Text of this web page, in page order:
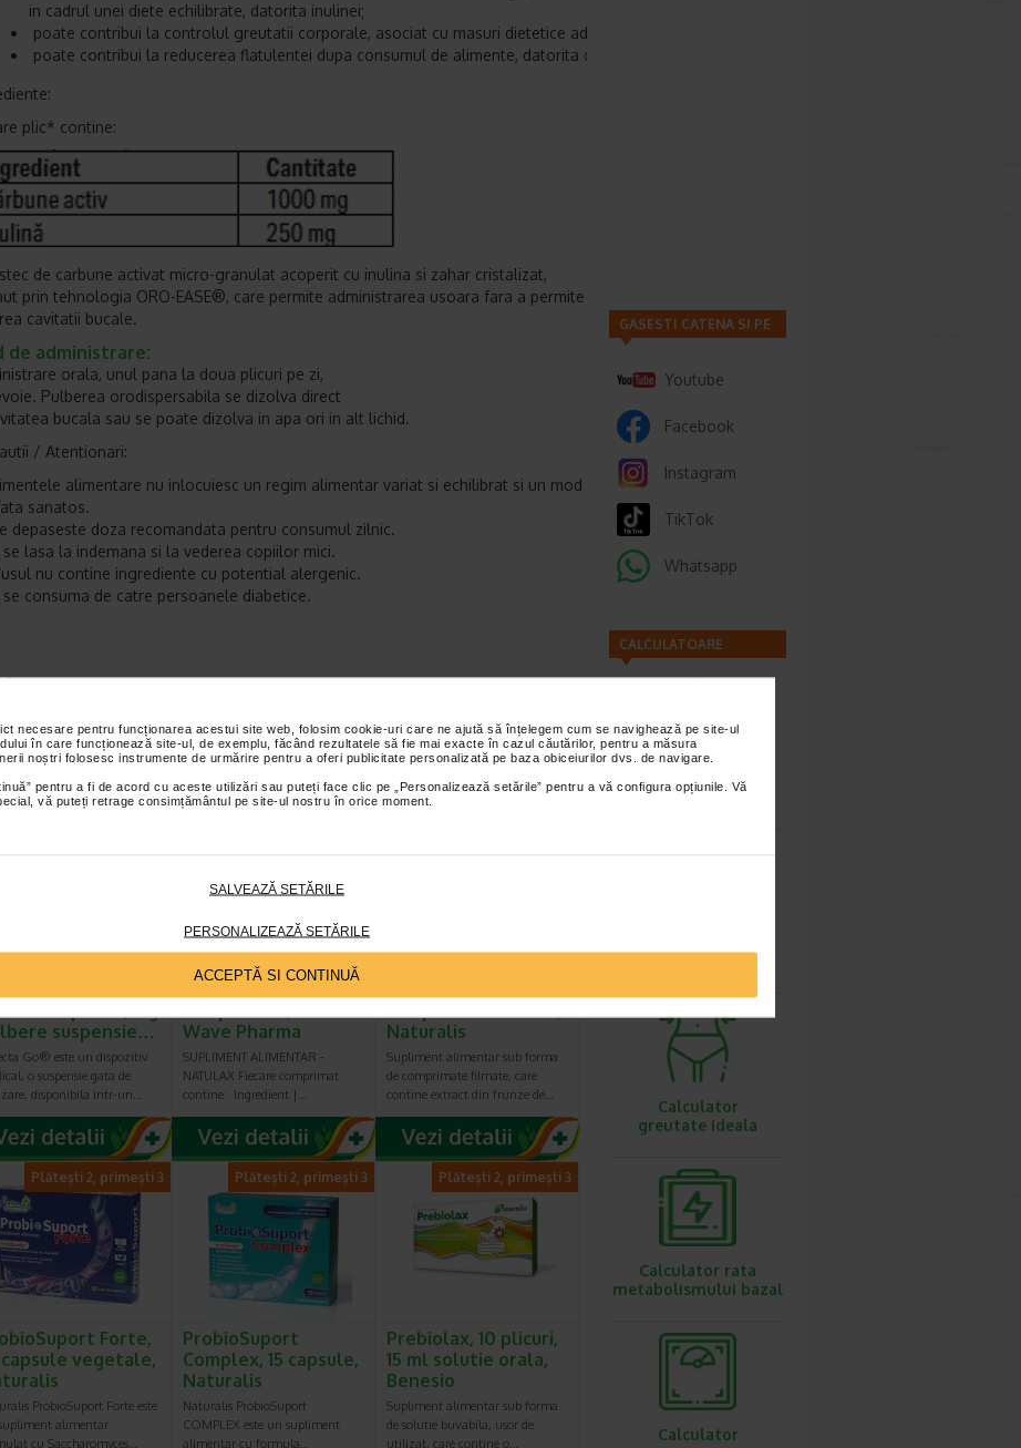
necesare pentru funcționarea acestui site web, folosim cookie-uri care ne ajută să înțelegem cum se navighează pe site-ul
în care funcționează site-ul, de exemplu, făcând rezultatele să fie mai exacte în cazul căutărilor, pentru a măsura
noștri folosesc instrumente de urmărire pentru a oferi publicitate personalizată pe baza obiceiurilor dvs. de navigare.
pentru a fi de acord cu aceste utilizări sau puteți face clic pe „Personalizează setările” pentru a vă configura opțiunile. Vă
vă puteți retrage consimțământul pe site-ul nostru în orice moment.
SALVEAZĂ SETĂRILE
PERSONALIZEAZĂ SETĂRILE
ACCEPTĂ SI CONTINUĂ
in cadrul unei diete echilibrate, datorita inulinei;
poate contribui la controlul greutatii corporale, asociat cu masuri dietetice adecvate, datorita inulinei;
poate contribui la reducerea flatulentei dupa consumul de alimente, datorita carbunelui activ.
plic* contine:
de carbune activat micro-granulat acoperit cu inulina si zahar cristalizat,
prin tehnologia ORO-EASE®, care permite administrarea usoara fara a permite
cavitatii bucale.
de administrare:
orala, unul pana la doua plicuri pe zi,
Pulberea orodispersabila se dizolva direct
bucala sau se poate dizolva in apa ori in alt lichid.
/ Atentionari:
alimentare nu inlocuiesc un regim alimentar variat si echilibrat si un mod
sanatos.
depaseste doza recomandata pentru consumul zilnic.
se lasa la indemana si la vederea copiilor mici.
nu contine ingrediente cu potential alergenic.
se consuma de catre persoanele diabetice.
pret te asteptam in cea mai apropiata farmacie Catena
PRODUSE DIN ACEEASI CATEGORIE
suspensie…
Go® este un dispozitiv
o suspensie gata de
disponibila intr-un…
Wave Pharma
SUPLIMENT ALIMENTAR -
NATULAX Fiecare comprimat
contine: Ingredient |…
Naturalis
Supliment alimentar sub forma
de comprimate filmate, care
contine extract din frunze de…
Plătești 2, primești 3
Forte,
capsule vegetale,
ProbioSuport Forte este
alimentar
cu Saccharomyces…
Plătești 2, primești 3
ProbioSuport
Complex, 15 capsule,
Naturalis
Naturalis ProbioSuport
COMPLEX este un supliment
alimentar cu formula…
Plătești 2, primești 3
Prebiolax, 10 plicuri,
15 ml solutie orala,
Benesio
Supliment alimentar sub forma
de solutie buvabila, usor de
utilizat, care contine o…
GASESTI CATENA SI PE
Youtube
Facebook
Instagram
TikTok
Whatsapp
CALCULATOARE
Calculator
sarcina
Calculator
greutate ideala
Calculator rata
metabolismului bazal
Calculator